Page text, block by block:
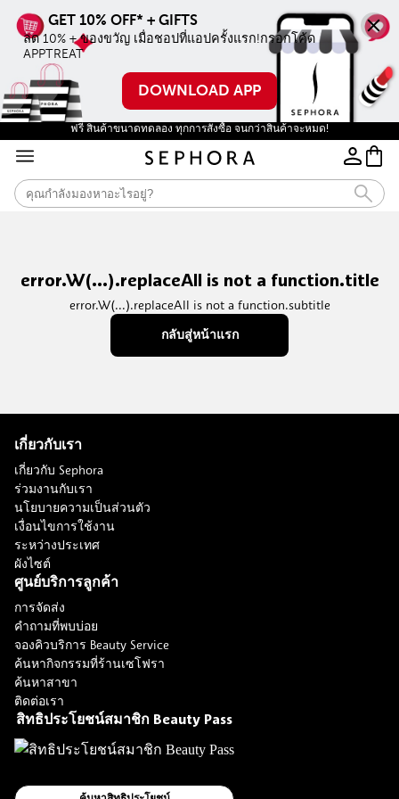
ลด 10% + ของขวัญ เมื่อชอปที่แอปครั้งแรก!กรอกโค้ด
APPTREAT
DOWNLOAD APP
ฟรี สินค้าขนาดทดลอง ทุกการสั่งซื้อ จนกว่าสินค้าจะหมด!
error.W(...).replaceAll is not a function.title
error.W(...).replaceAll is not a function.subtitle
กลับสู่หน้าแรก
เกี่ยวกับเรา
เกี่ยวกับ Sephora
ร่วมงานกับเรา
นโยบายความเป็นส่วนตัว
เงื่อนไขการใช้งาน
ระหว่างประเทศ
ผังไซต์
ศูนย์บริการลูกค้า
การจัดส่ง
คำถามที่พบบ่อย
จองคิวบริการ Beauty Service
ค้นหากิจกรรมที่ร้านเซโฟรา
ค้นหาสาขา
ติดต่อเรา
สิทธิประโยชน์สมาชิก Beauty Pass